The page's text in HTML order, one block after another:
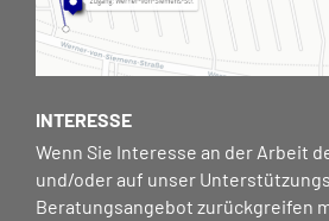
INTERESSE
Wenn Sie Interesse an der Arbeit
und/oder auf unser
Beratungsangebot zurückgreifen